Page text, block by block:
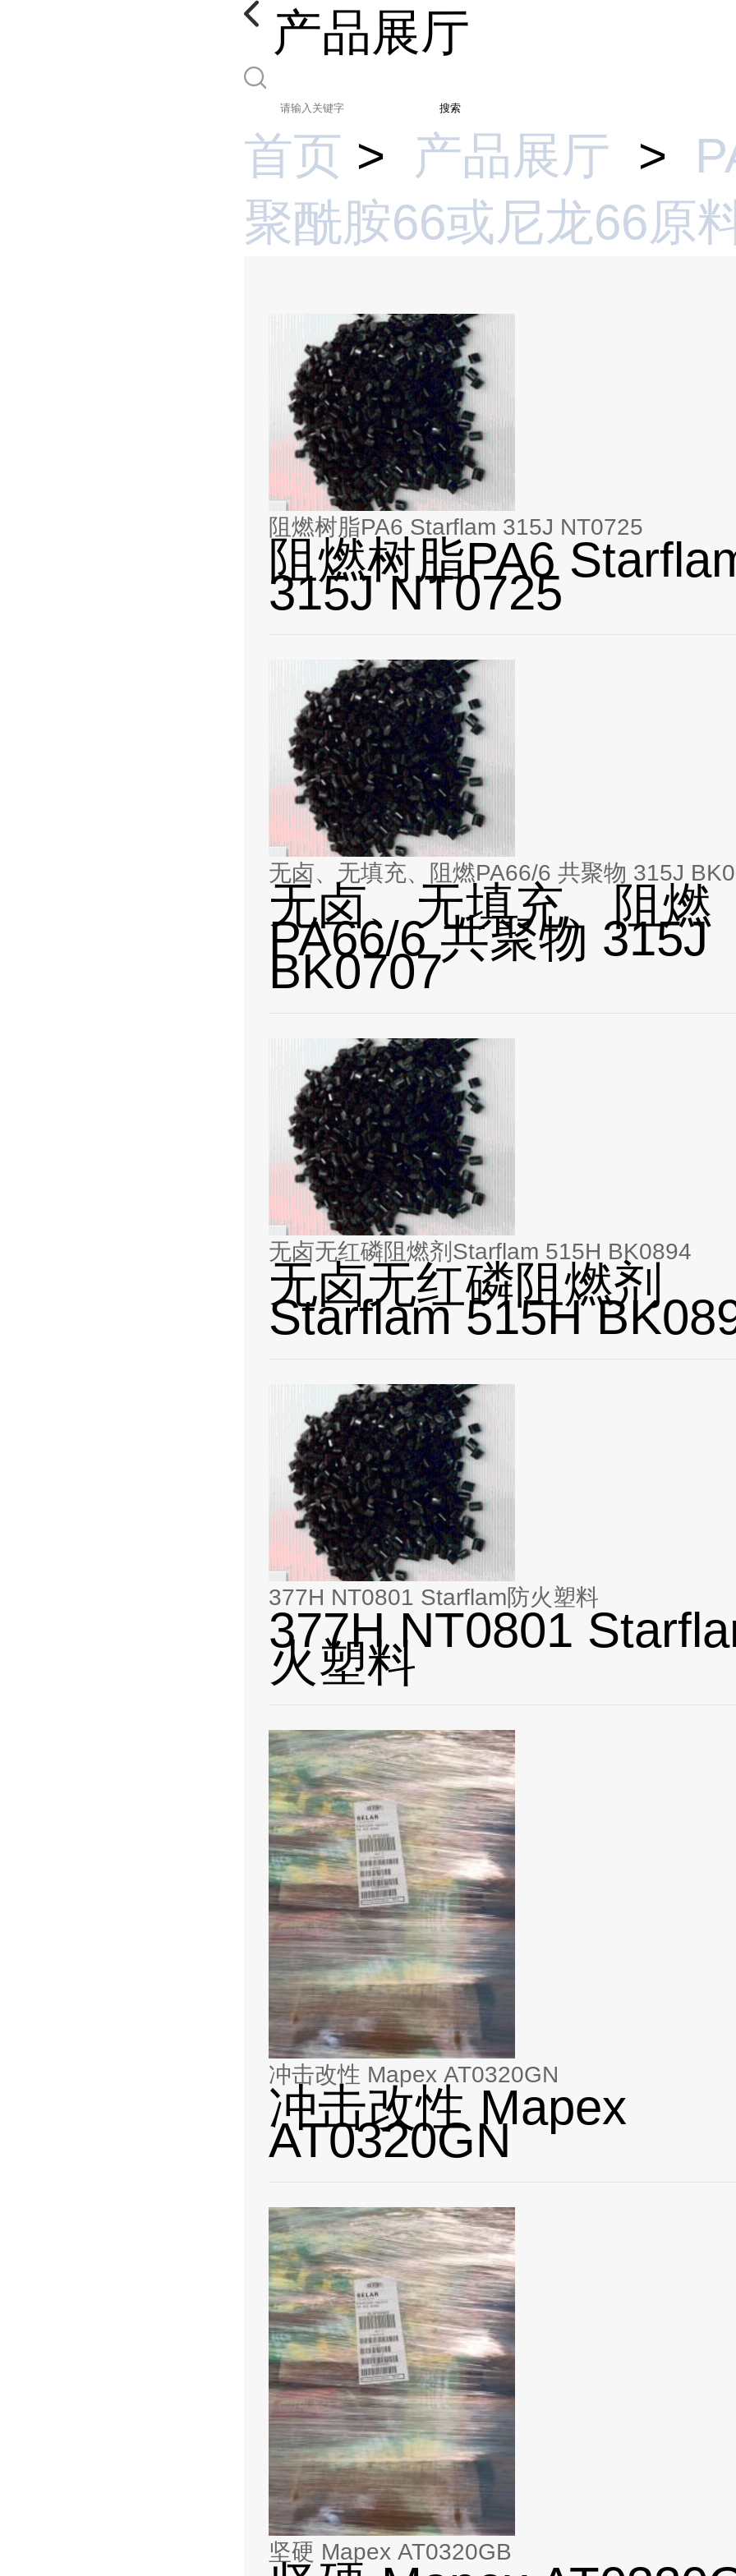
产品展厅
搜索
首页 > 产品展厅 >
聚酰胺66或尼龙66原
阻燃树脂PA6 Starflam 315J NT0725
阻燃树脂PA6
315J NT0725
无卤、无填充、阻燃PA66/6 共聚物 315J
无卤、无填充、阻燃
PA66/6 共聚物 315J
BK0707
无卤无红磷阻燃剂Starflam 515H BK0894
无卤无红磷阻燃剂
Starflam 515H
377H NT0801 Starflam防火塑料
377H NT0801
火塑料
冲击改性 Mapex AT0320GN
冲击改性 Mapex
AT0320GN
坚硬 Mapex AT0320GB